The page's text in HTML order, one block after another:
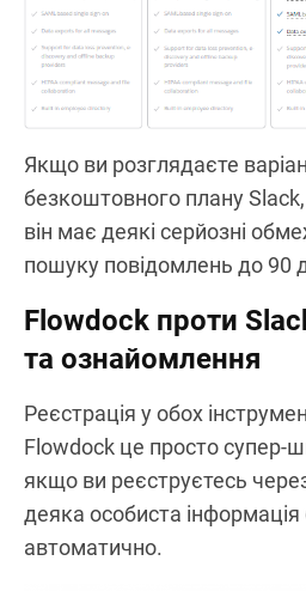
Якщо ви розглядаєте
безкоштовного плану
він має деякі серйозні
пошуку повідомлень до 90
Flowdock проти
та ознайомлення
Реєстрація у обох
Flowdock це просто супер-
якщо ви реєструєтесь
деяка особиста
автоматично.